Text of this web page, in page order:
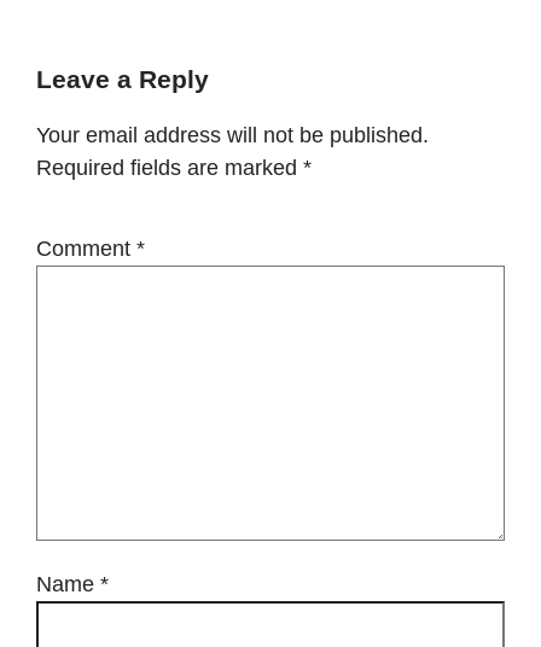
Leave a Reply
Your email address will not be published.
Required fields are marked *
Comment *
Name *